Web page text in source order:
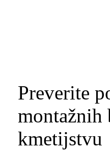
Preverite
montažnih
kmetijstvu